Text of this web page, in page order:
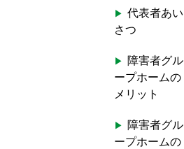
代表者あい
さつ
障害者グル
ープホームの
メリット
障害者グル
ープホームの